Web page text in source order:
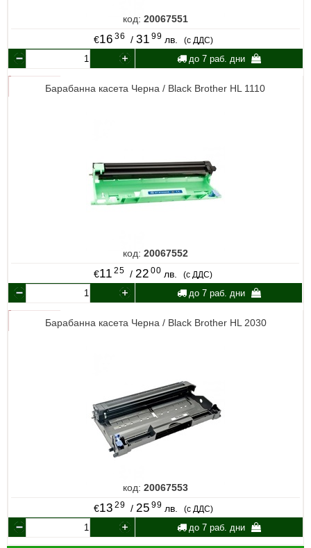
код: 20067551
€16 36 /31 99 лв. (с ДДС)
до 7 раб. дни
Барабанна касета Черна / Black Brother HL 1110
код: 20067552
€11 25 / 22 00 лв. (с ДДС)
до 7 раб. дни
Барабанна касета Черна / Black Brother HL 2030
код: 20067553
€13 29 / 25 99 лв. (с ДДС)
до 7 раб. дни